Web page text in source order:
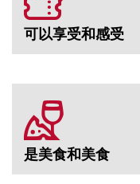
可以享受和感受
是美食和美食